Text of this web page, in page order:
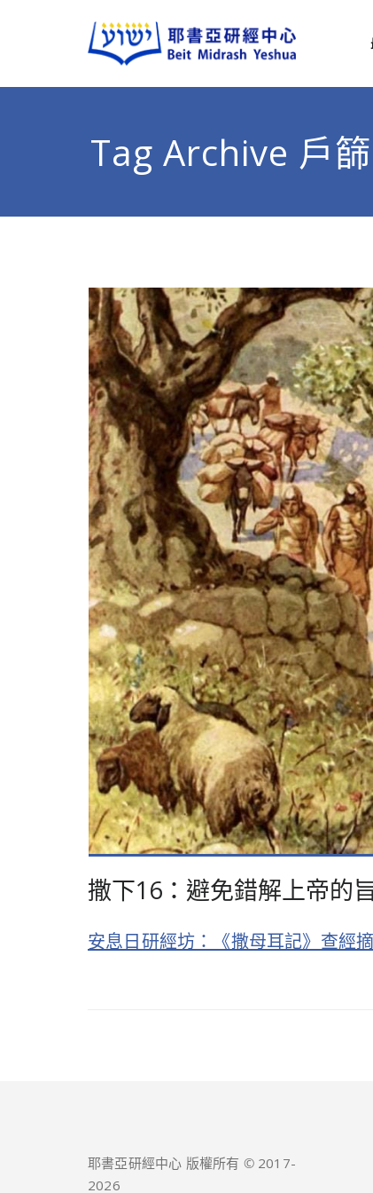
Tag Archive 戶篩
撒下16：避免錯解上帝的
安息日研經坊：《撒母耳記》查經
耶書亞研經中心 版權所有 © 2017-
2026